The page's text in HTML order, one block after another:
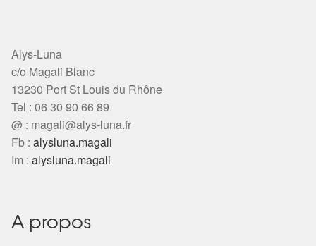
Sels de bain
Encens
Déco
Cadeaux de naissance
Arts Divinatoires : Percez les Mystères de l’Invisible
Alys-Luna
c/o Magali Blanc
13230 Port St Louis du Rhône
Tel : 06 30 90 66 89
@ : magali@alys-luna.fr
Fb : alysluna.magali
Im : alysluna.magali
A propos